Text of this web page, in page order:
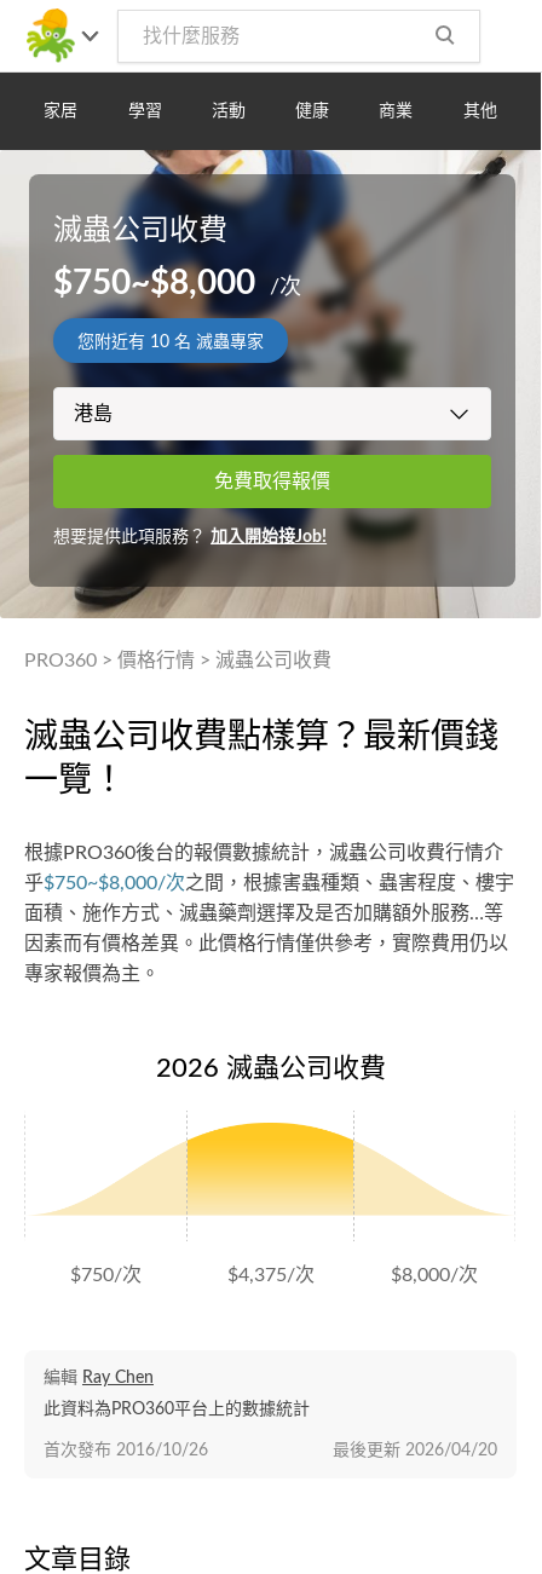
家居 學習 活動 健康 商業 其他
滅蟲公司收費
$750~$8,000 /次
您附近有 10 名 滅蟲專家
免費取得報價
想要提供此項服務？加入開始接Job!
PRO360 > 價格行情 > 滅蟲公司收費
滅蟲公司收費點樣算？最新價錢
一覽！
根據PRO360後台的報價數據統計，滅蟲公司收費行情介
乎$750~$8,000/次之間，根據害蟲種類、蟲害程度、樓宇
面積、施作方式、滅蟲藥劑選擇及是否加購額外服務…等
因素而有價格差異。此價格行情僅供參考，實際費用仍以
專家報價為主。
2026 滅蟲公司收費
$750/次 $4,375/次 $8,000/次
編輯 Ray Chen
此資料為PRO360平台上的數據統計
最後更新 2026/04/20
首次發布 2016/10/26
文章目錄